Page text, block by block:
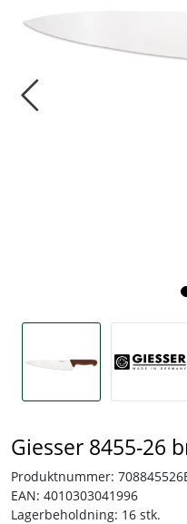
Giesser 8455-26
Produktnummer:
EAN: 4010303041996
Lagerbeholdning: 16 stk.
OUTLET